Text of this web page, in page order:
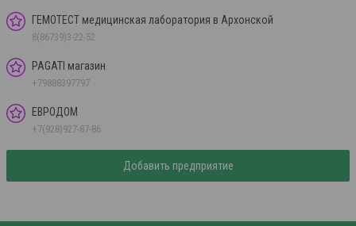
ГЕМОТЕСТ медицинская лаборатория в Архонской
8(86739)3-22-52
PAGATI магазин
+79888397797
ЕВРОДОМ
+7(928)927-87-86
Добавить предприятие